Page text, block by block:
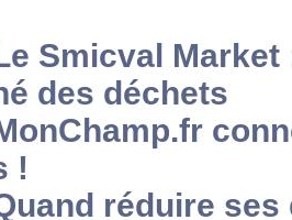
Smicval
des déchets
!
réduire